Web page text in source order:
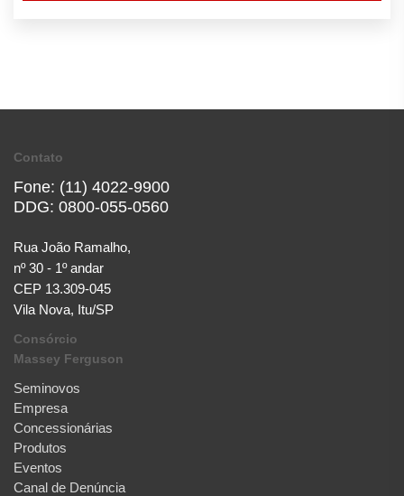
Contato
Fone: (11) 4022-9900
DDG: 0800-055-0560
Rua João Ramalho,
nº 30 - 1º andar
CEP 13.309-045
Vila Nova, Itu/SP
Consórcio
Massey Ferguson
Seminovos
Empresa
Concessionárias
Produtos
Eventos
Canal de Denúncia